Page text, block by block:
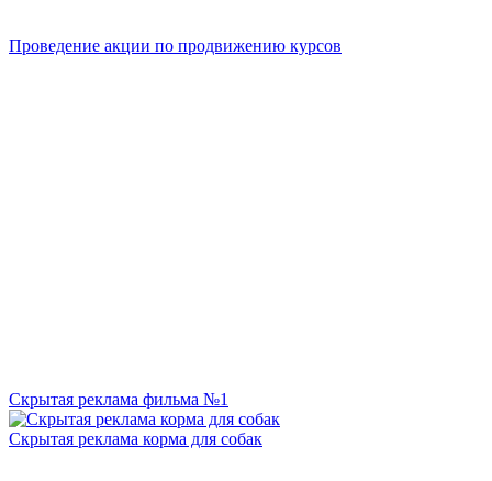
Проведение акции по продвижению курсов
Скрытая реклама фильма №1
Скрытая реклама корма для собак